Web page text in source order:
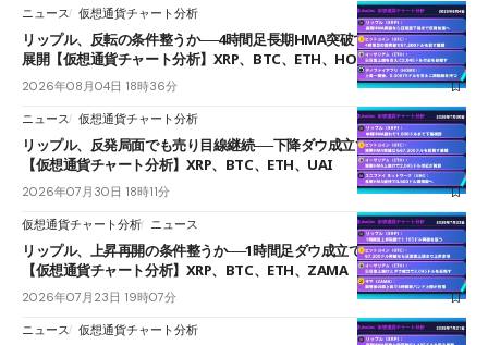
ニュース 仮想通貨チャート分析
リップル、反転の条件整うか──4時間足長期HMA突破で雲下端を目指す
展開【仮想通貨チャート分析】XRP、BTC、ETH、HOME
2026年08月04日 18時36分
ニュース 仮想通貨チャート分析
リップル、反発局面でも売り目線継続──下降ダウ成立で下値追う展開
【仮想通貨チャート分析】XRP、BTC、ETH、UAI
2026年07月30日 18時11分
仮想通貨チャート分析 ニュース
リップル、上昇再開の条件整うか──1時間足ダウ成立で1.185ドルを狙う
【仮想通貨チャート分析】XRP、BTC、ETH、ZAMA
2026年07月23日 19時07分
ニュース 仮想通貨チャート分析